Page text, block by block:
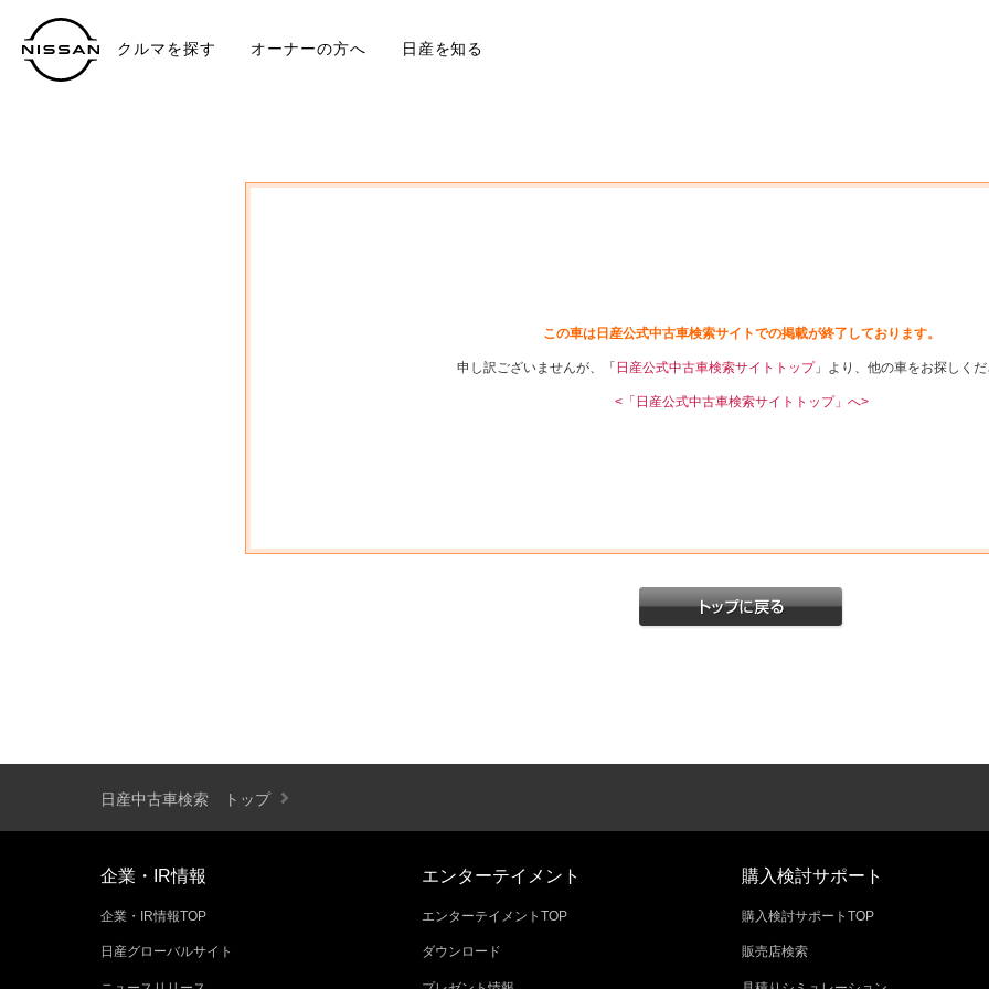
クルマを探す オーナーの方へ 日産を知る
この車は日産公式中古車検索サイトでの掲載が終了しております。
申し訳ございませんが、「 日産公式中古車検索サイトトップ」より、他の車をお探しくだ
<「日産公式中古車検索サイトトップ」へ>
日産中古車検索 トップ
企業・IR情報
企業・IR情報TOP
日産グローバルサイト
エンターテイメント
エンターテイメントTOP
ダウンロード
購入検討サポート
購入検討サポートTOP
販売店検索